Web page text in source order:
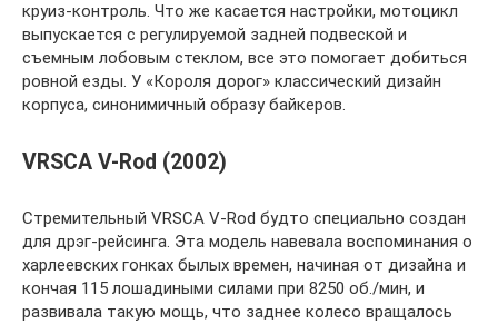
круиз-контроль. Что же касается настройки, мотоцикл
выпускается с регулируемой задней подвеской и
съемным лобовым стеклом, все это помогает добиться
ровной езды. У «Короля дорог» классический дизайн
корпуса, синонимичный образу байкеров.
VRSCA V-Rod (2002)
Стремительный VRSCA V-Rod будто специально создан
для дрэг-рейсинга. Эта модель навевала воспоминания о
харлеевских гонках былых времен, начиная от дизайна и
кончая 115 лошадиными силами при 8250 об./мин, и
развивала такую мощь, что заднее колесо вращалось